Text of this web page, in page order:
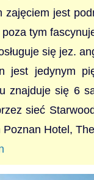
zajęciem jest
tym
się jez.
jest jedynym
znajduje się 6
sieć
Hotel,